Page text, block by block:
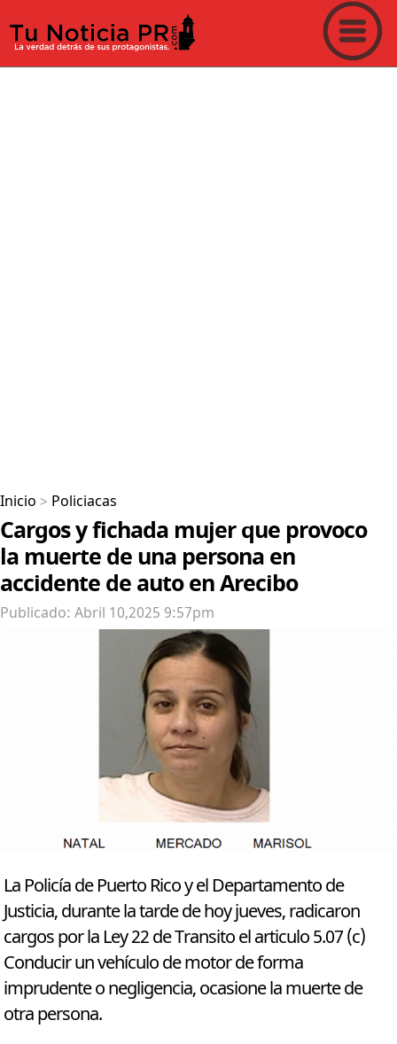
Inicio > Policiacas
Cargos y fichada mujer que provoco
la muerte de una persona en
accidente de auto en Arecibo
Publicado: Abril 10,2025 9:57pm
La Policía de Puerto Rico y el Departamento de
Justicia, durante la tarde de hoy jueves, radicaron
cargos por la Ley 22 de Transito el articulo 5.07 (c)
Conducir un vehículo de motor de forma
imprudente o negligencia, ocasione la muerte de
otra persona.